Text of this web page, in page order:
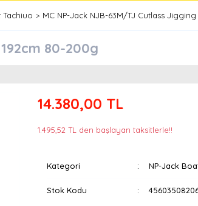
Tachiuo MC NP-Jack NJB-63M/TJ Cutlass Jigging
80-200g
14.380,00 TL
1.495,52 TL den başlayan taksitlerle!!
Kategori NP-Jack
Stok Kodu